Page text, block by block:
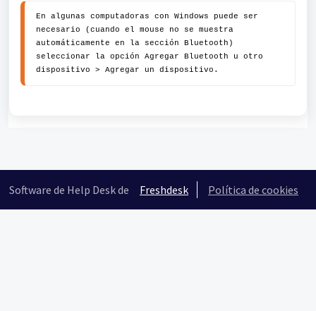
En algunas computadoras con Windows puede ser
necesario (cuando el mouse no se muestra
automáticamente en la sección Bluetooth)
seleccionar la opción Agregar Bluetooth u otro
dispositivo > Agregar un dispositivo.
Software de Help Desk de Freshdesk Política de cookies